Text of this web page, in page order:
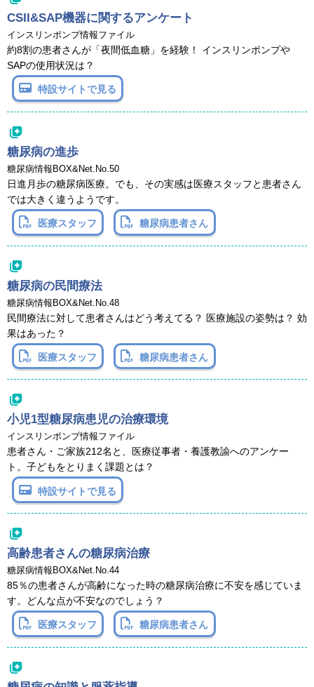
CSII&SAP機器に関するアンケート
インスリンポンプ情報ファイル
約8割の患者さんが「夜間低血糖」を経験！ インスリンポンプや
SAPの使用状況は？
特設サイトで見る
糖尿病の進歩
糖尿病情報BOX&Net.No.50
日進月歩の糖尿病医療。でも、その実感は医療スタッフと患者さん
では大きく違うようです。
医療スタッフ 糖尿病患者さん
糖尿病の民間療法
糖尿病情報BOX&Net.No.48
民間療法に対して患者さんはどう考えてる？ 医療施設の姿勢は？ 効
果はあった？
医療スタッフ 糖尿病患者さん
小児1型糖尿病患児の治療環境
インスリンポンプ情報ファイル
患者さん・ご家族212名と、医療従事者・養護教諭へのアンケー
ト。子どもをとりまく課題とは？
特設サイトで見る
高齢患者さんの糖尿病治療
糖尿病情報BOX&Net.No.44
85％の患者さんが高齢になった時の糖尿病治療に不安を感じていま
す。どんな点が不安なのでしょう？
医療スタッフ 糖尿病患者さん